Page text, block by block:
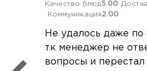
Качество блюд5.00
Коммуникация2.00
Не удалось даже по
тк менеджер не
вопросы и перестал